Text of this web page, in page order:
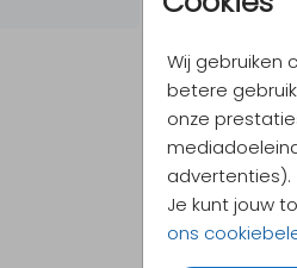
Wij gebruiken
betere
onze
advertenties).
Je kunt jouw
ons